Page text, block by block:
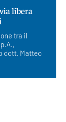
libera
tra il
dott. Matteo